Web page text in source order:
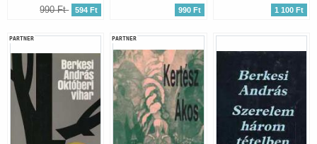
990 Ft 594 Ft 990 Ft 1 100 Ft
PARTNER PARTNER